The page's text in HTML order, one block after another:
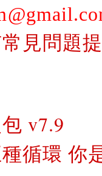
見問題
v7.9
循環 你